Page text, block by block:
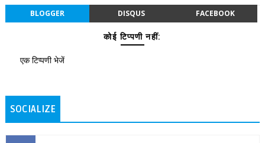
BLOGGER DISQUS FACEBOOK
कोई टिप्पणी नहीं:
एक टिप्पणी भेजें
SOCIALIZE